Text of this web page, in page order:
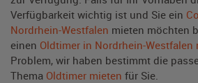
Verfügbarkeit wichtig ist und Sie ein
Nordrhein-Westfalen mieten möchten
einen Oldtimer in Nordrhein-Westfalen
Problem, wir haben bestimmt die
Thema Oldtimer mieten für Sie.